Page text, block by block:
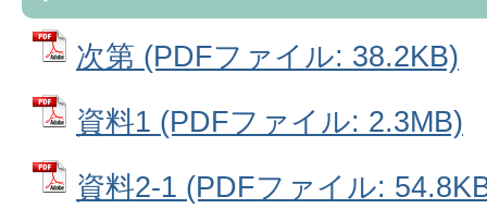
次第 (PDFファイル: 38.2KB)
資料1 (PDFファイル: 2.3MB)
資料2-1 (PDFファイル: